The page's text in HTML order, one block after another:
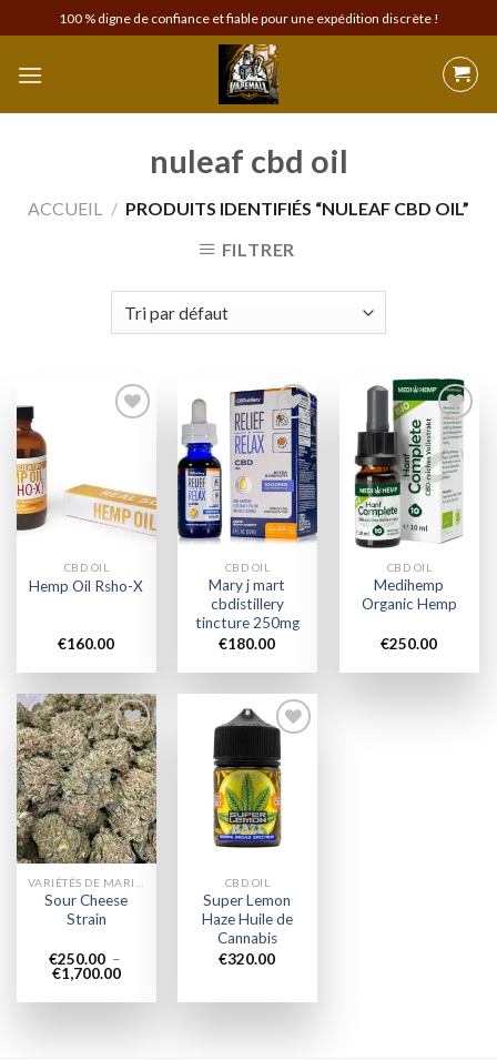
to
content
100 % digne de confiance et fiable pour une expédition discrète !
nuleaf cbd oil
ACCUEIL / PRODUITS IDENTIFIÉS “NULEAF CBD OIL”
FILTRER
wishlist
CBD OIL
Hemp Oil Rsho-X
€160.00
Add to
wishlist
CBD OIL
Mary j mart
cbdistillery
tincture 250mg
€180.00
Add to
wishlist
CBD OIL
Medihemp
Organic Hemp
€250.00
Add to
wishlist
Sour Cheese
Strain
€250.00 –
€1,700.00Plage
prix :
Add to
wishlist
CBD OIL
Super Lemon
Haze Huile de
Cannabis
€320.00